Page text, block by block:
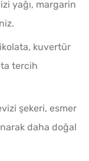
yağı, margarin
kuvertür
tercih
şekeri, esmer
daha doğal